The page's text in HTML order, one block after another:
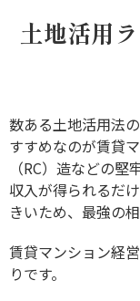
土地活用
数ある土地活用法
すすめなのが賃貸
（RC）造などの
収入が得られるだ
きいため、最強の
賃貸マンション経
りです。